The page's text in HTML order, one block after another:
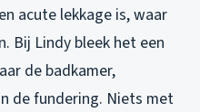
acute lekkage is, waar
Bij Lindy bleek het een
de badkamer,
de fundering. Niets met